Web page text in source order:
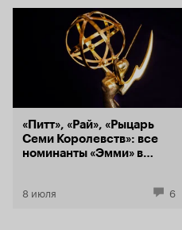
«Питт», «Рай», «Рыцарь
Семи Королевств»: все
номинанты «Эмми» в
8 июля 6